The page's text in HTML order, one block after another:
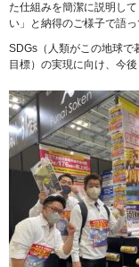
た仕組みを簡潔に説明し
い」と納得のご様子で語っ
SDGs（人類がこの地球で
目標）の実現に向け、今